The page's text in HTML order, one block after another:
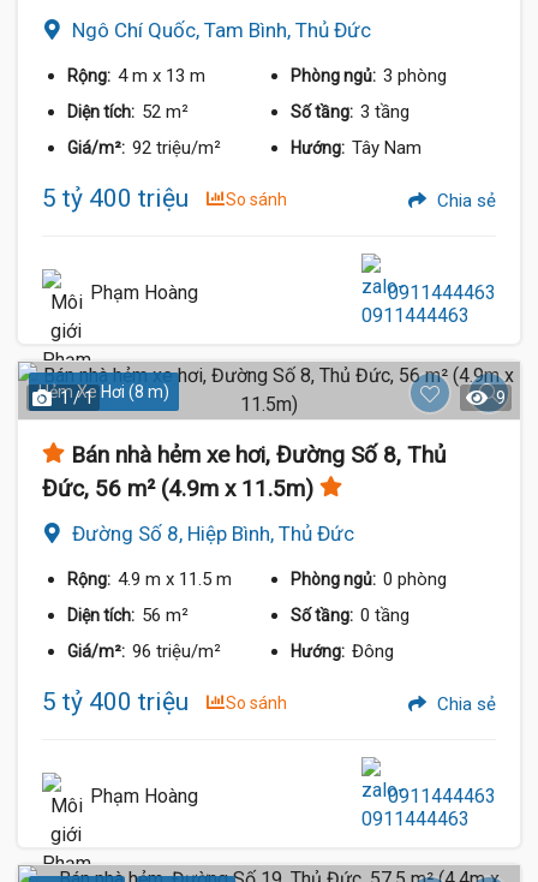
Ngô Chí Quốc, Tam Bình, Thủ Đức
Rộng: 4 m x 13 m Phòng ngủ: 3 phòng
Diện tích: 52 m² Số tầng: 3 tầng
Giá/m²: 92 triệu/m² Hướng: Tây Nam
5 tỷ 400 triệu So sánh Chia sẻ
Phạm Hoàng 0911444463
Hẻm Xe Hơi (8 m)
1 / 1 9
Bán nhà hẻm xe hơi, Đường Số 8, Thủ
Đức, 56 m² (4.9m x 11.5m)
Đường Số 8, Hiệp Bình, Thủ Đức
Rộng: 4.9 m x 11.5 m Phòng ngủ: 0 phòng
Diện tích: 56 m² Số tầng: 0 tầng
Giá/m²: 96 triệu/m² Hướng: Đông
5 tỷ 400 triệu So sánh Chia sẻ
Phạm Hoàng 0911444463